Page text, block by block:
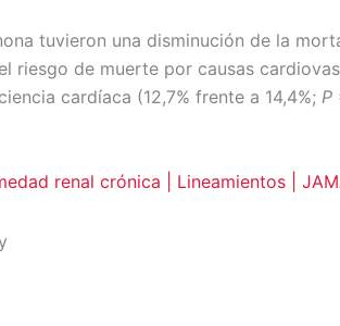
tuvieron una disminución de la
riesgo de muerte por causas
cardíaca (12,7% frente a 14,4%; P
renal crónica | Lineamientos |